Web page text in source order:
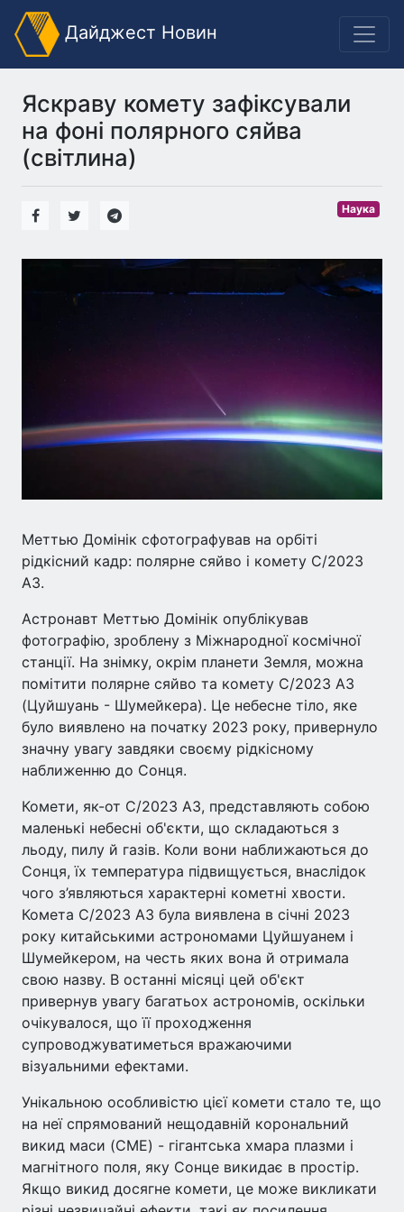
Дайджест Новин
Яскраву комету зафіксували
на фоні полярного сяйва
(світлина)
Наука
Меттью Домінік сфотографував на орбіті
рідкісний кадр: полярне сяйво і комету C/2023
A3.
Астронавт Меттью Домінік опублікував
фотографію, зроблену з Міжнародної космічної
станції. На знімку, окрім планети Земля, можна
помітити полярне сяйво та комету C/2023 A3
(Цуйшуань - Шумейкера). Це небесне тіло, яке
було виявлено на початку 2023 року, привернуло
значну увагу завдяки своєму рідкісному
наближенню до Сонця.
Комети, як-от C/2023 A3, представляють собою
маленькі небесні об'єкти, що складаються з
льоду, пилу й газів. Коли вони наближаються до
Сонця, їх температура підвищується, внаслідок
чого з’являються характерні кометні хвости.
Комета C/2023 A3 була виявлена в січні 2023
року китайськими астрономами Цуйшуанем і
Шумейкером, на честь яких вона й отримала
свою назву. В останні місяці цей об'єкт
привернув увагу багатьох астрономів, оскільки
очікувалося, що її проходження
супроводжуватиметься вражаючими
візуальними ефектами.
Унікальною особливістю цієї комети стало те, що
на неї спрямований нещодавній корональний
викид маси (CME) - гігантська хмара плазми і
магнітного поля, яку Сонце викидає в простір.
Якщо викид досягне комети, це може викликати